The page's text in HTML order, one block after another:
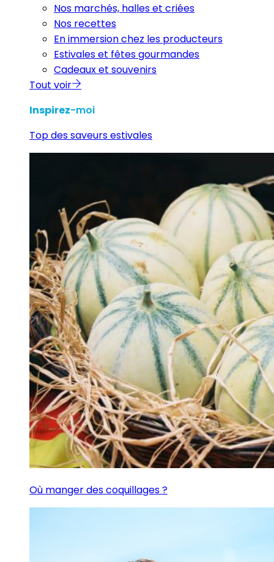
Nos marchés, halles et criées
Nos recettes
En immersion chez les producteurs
Estivales et fêtes gourmandes
Cadeaux et souvenirs
Tout voir
Inspirez-moi
Top des saveurs estivales
Où manger des coquillages ?